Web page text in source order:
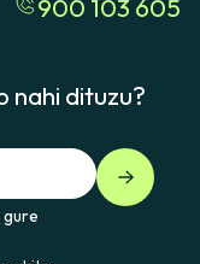
900 103 605
nahi dituzu?